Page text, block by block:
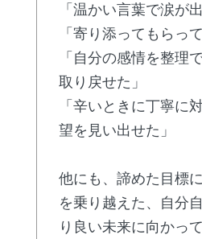
「温かい言葉で涙が出
「寄り添ってもらっ
「自分の感情を整理
取り戻せた」
「辛いときに丁寧に
望を見い出せた」
他にも、諦めた目標
を乗り越えた、自分
り良い未来に向かっ